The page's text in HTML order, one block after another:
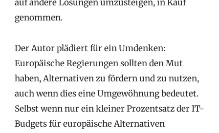
auf andere Lösungen umzusteigen, in Kauf
genommen.
Der Autor plädiert für ein Umdenken:
Europäische Regierungen sollten den Mut
haben, Alternativen zu fördern und zu nutzen,
auch wenn dies eine Umgewöhnung bedeutet.
Selbst wenn nur ein kleiner Prozentsatz der IT-
Budgets für europäische Alternativen